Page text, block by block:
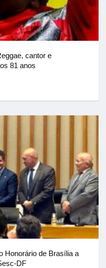
cantor e
81 anos
Honorário de Brasília a
DF